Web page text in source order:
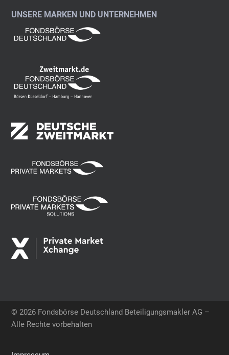
UNSERE MARKEN UND UNTERNEHMEN
© 2026 Fondsbörse Deutschland Beteiligungsmakler AG –
Alle Rechte vorbehalten